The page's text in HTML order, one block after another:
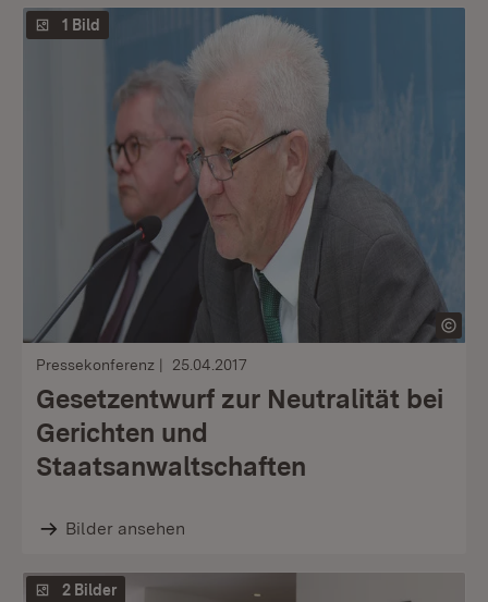
1 Bild
Pressekonferenz 25.04.2017
Gesetzentwurf zur Neutralität bei
Gerichten und
Staatsanwaltschaften
Bilder ansehen
2 Bilder